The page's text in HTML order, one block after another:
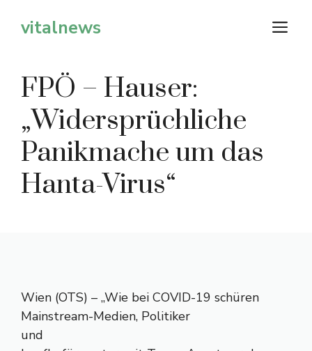
Inhaltvitalnews
FPÖ – Hauser:
„Widersprüchliche
Panikmache um das
Hanta-Virus“
Wien (OTS) – „Wie bei COVID-19 schüren
Mainstream-Medien, Politiker
und